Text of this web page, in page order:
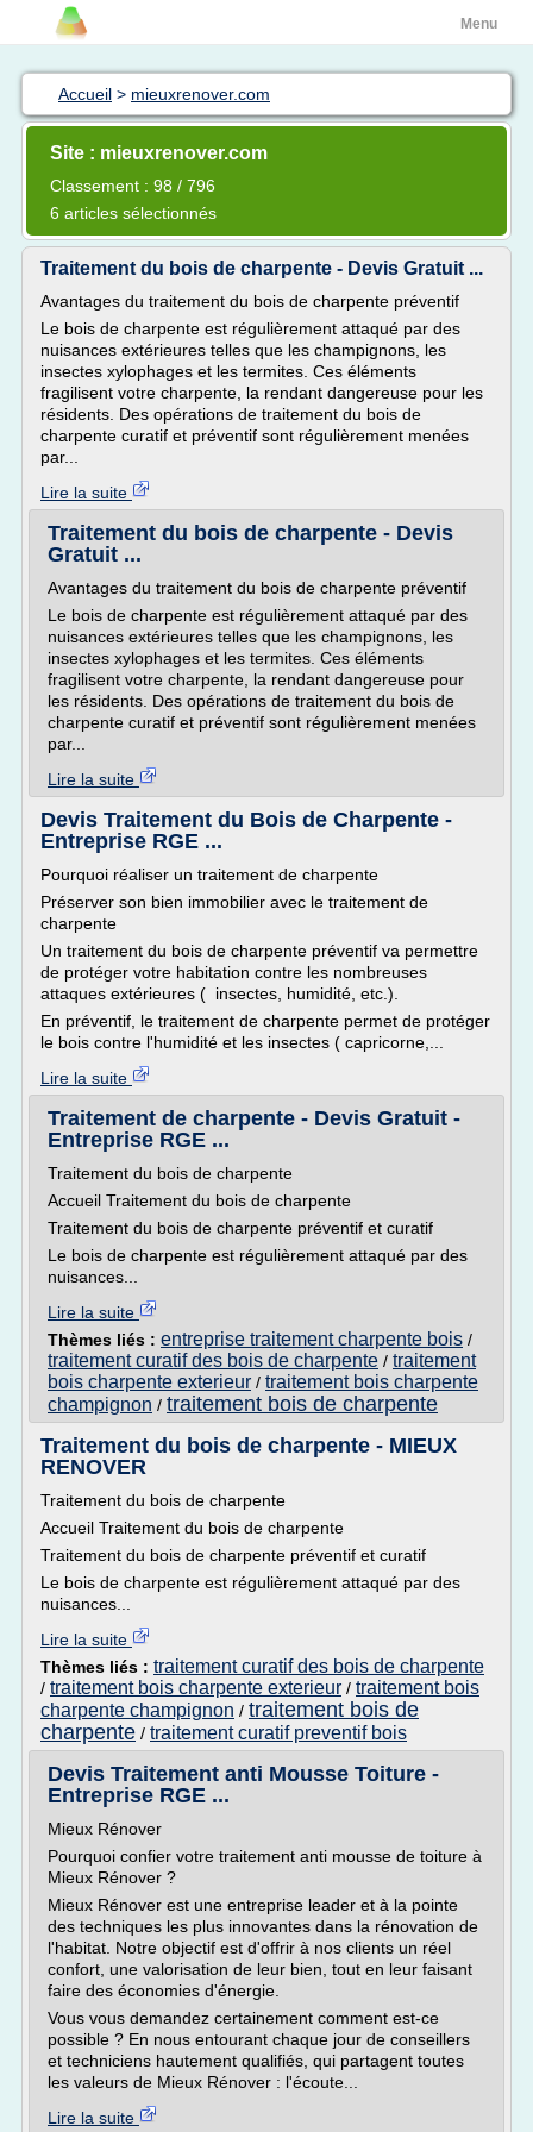
Menu
Accueil > mieuxrenover.com
Site : mieuxrenover.com
Classement : 98 / 796
6 articles sélectionnés
Traitement du bois de charpente - Devis Gratuit ...
Avantages du traitement du bois de charpente préventif
Le bois de charpente est régulièrement attaqué par des
nuisances extérieures telles que les champignons, les
insectes xylophages et les termites. Ces éléments
fragilisent votre charpente, la rendant dangereuse pour les
résidents. Des opérations de traitement du bois de
charpente curatif et préventif sont régulièrement menées
par...
Lire la suite
Traitement du bois de charpente - Devis
Gratuit ...
Avantages du traitement du bois de charpente préventif
Le bois de charpente est régulièrement attaqué par des
nuisances extérieures telles que les champignons, les
insectes xylophages et les termites. Ces éléments
fragilisent votre charpente, la rendant dangereuse pour
les résidents. Des opérations de traitement du bois de
charpente curatif et préventif sont régulièrement menées
par...
Lire la suite
Devis Traitement du Bois de Charpente -
Entreprise RGE ...
Pourquoi réaliser un traitement de charpente
Préserver son bien immobilier avec le traitement de
charpente
Un traitement du bois de charpente préventif va permettre
de protéger votre habitation contre les nombreuses
attaques extérieures ( insectes, humidité, etc.).
En préventif, le traitement de charpente permet de protéger
le bois contre l'humidité et les insectes ( capricorne,...
Lire la suite
Traitement de charpente - Devis Gratuit -
Entreprise RGE ...
Traitement du bois de charpente
Accueil Traitement du bois de charpente
Traitement du bois de charpente préventif et curatif
Le bois de charpente est régulièrement attaqué par des
nuisances...
Lire la suite
Thèmes liés : entreprise traitement charpente bois /
traitement curatif des bois de charpente / traitement
bois charpente exterieur / traitement bois charpente
champignon / traitement bois de charpente
Traitement du bois de charpente - MIEUX
RENOVER
Traitement du bois de charpente
Accueil Traitement du bois de charpente
Traitement du bois de charpente préventif et curatif
Le bois de charpente est régulièrement attaqué par des
nuisances...
Lire la suite
Thèmes liés : traitement curatif des bois de charpente
/ traitement bois charpente exterieur / traitement bois
charpente champignon / traitement bois de
charpente / traitement curatif preventif bois
Devis Traitement anti Mousse Toiture -
Entreprise RGE ...
Mieux Rénover
Pourquoi confier votre traitement anti mousse de toiture à
Mieux Rénover ?
Mieux Rénover est une entreprise leader et à la pointe
des techniques les plus innovantes dans la rénovation de
l'habitat. Notre objectif est d'offrir à nos clients un réel
confort, une valorisation de leur bien, tout en leur faisant
faire des économies d'énergie.
Vous vous demandez certainement comment est-ce
possible ? En nous entourant chaque jour de conseillers
et techniciens hautement qualifiés, qui partagent toutes
les valeurs de Mieux Rénover : l'écoute...
Lire la suite